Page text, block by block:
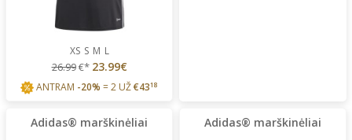
XS S M L
26.99€* 23.99€
ANTRAM -20% = 2 UŽ€4318
Adidas® marškinėliai Adidas® marškinėliai